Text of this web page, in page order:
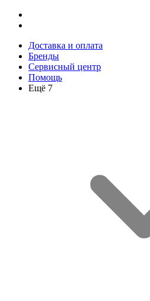
Доставка и оплата
Бренды
Сервисный центр
Помощь
Ещё 7